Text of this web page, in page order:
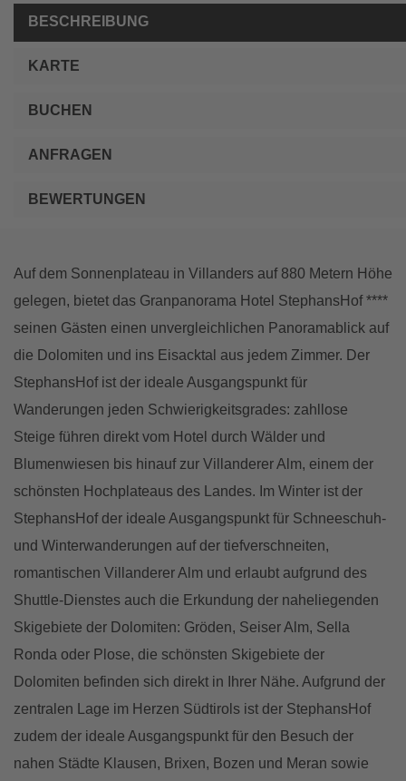
BESCHREIBUNG
KARTE
BUCHEN
ANFRAGEN
BEWERTUNGEN
Auf dem Sonnenplateau in Villanders auf 880 Metern Höhe
gelegen, bietet das Granpanorama Hotel StephansHof ****
seinen Gästen einen unvergleichlichen Panoramablick auf
die Dolomiten und ins Eisacktal aus jedem Zimmer. Der
StephansHof ist der ideale Ausgangspunkt für
Wanderungen jeden Schwierigkeitsgrades: zahllose
Steige führen direkt vom Hotel durch Wälder und
Blumenwiesen bis hinauf zur Villanderer Alm, einem der
schönsten Hochplateaus des Landes. Im Winter ist der
StephansHof der ideale Ausgangspunkt für Schneeschuh-
und Winterwanderungen auf der tiefverschneiten,
romantischen Villanderer Alm und erlaubt aufgrund des
Shuttle-Dienstes auch die Erkundung der naheliegenden
Skigebiete der Dolomiten: Gröden, Seiser Alm, Sella
Ronda oder Plose, die schönsten Skigebiete der
Dolomiten befinden sich direkt in Ihrer Nähe. Aufgrund der
zentralen Lage im Herzen Südtirols ist der StephansHof
zudem der ideale Ausgangspunkt für den Besuch der
nahen Städte Klausen, Brixen, Bozen und Meran sowie